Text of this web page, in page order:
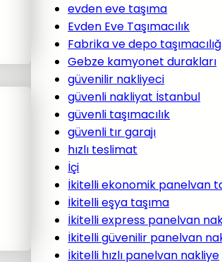
evden eve taşıma
Evden Eve Taşımacılık
Fabrika ve depo
Gebze kamyonet durakları
güvenilir nakliyeci
güvenli nakliyat İstanbul
güvenli taşımacılık
güvenli tır garajı
hızlı teslimat
İçi
İkitelli ekonomik panelvan
İkitelli eşya taşıma
İkitelli express panelvan
İkitelli güvenilir panelvan
İkitelli hızlı panelvan nakliye